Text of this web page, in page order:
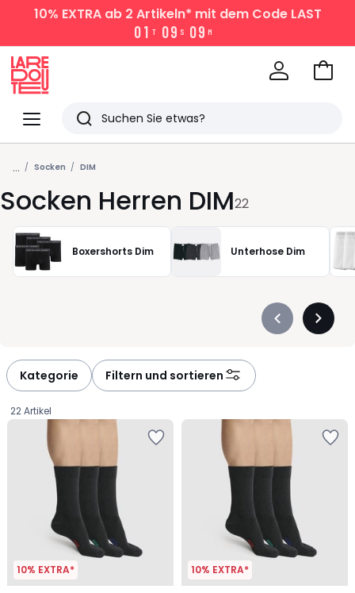
10% EXTRAab 2 Artikeln* mit dem Code LAST
01 T 09 S 09 M
Menü
Redoute
Suchen
Zuletzt
angesehen
Artikel
Zum
... Socken DIM
Socken Herren DIM22
Boxershorts Dim Unterhose Dim
Précédent
Kategorie Filtern und sortieren
22 Artikel
10% EXTRA* 10% EXTRA*